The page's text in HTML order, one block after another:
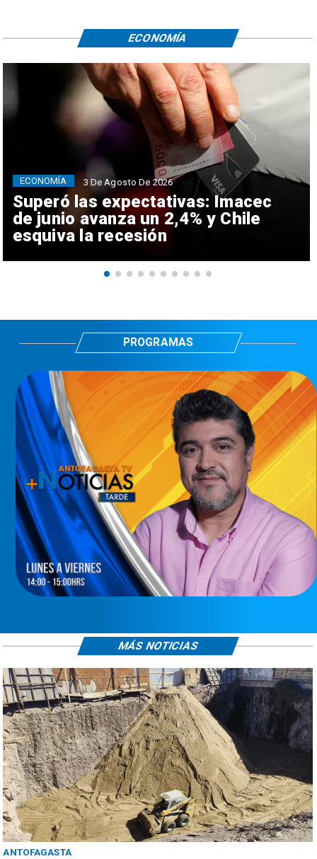
Superó las expectativas: Imacec
de junio avanza un 2,4% y Chile
esquiva la recesión
ECONOMÍA 3 De Agosto De 2026
ECONOMÍA
PROGRAMAS
ANTOFAGASTA
MÁS NOTICIAS